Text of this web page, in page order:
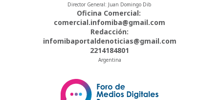
Director General: Juan Domingo Dib
Oficina Comercial:
comercial.infomiba@gmail.com
Redacción:
infomibaportaldenoticias@gmail.com
2214184801
Argentina